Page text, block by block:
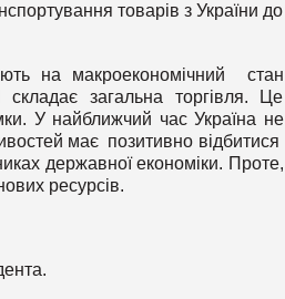
товарів з України до
на макроекономічний стан
загальна торгівля. Це
У найближчий час Україна не
має позитивно відбитися
державної економіки. Проте,
ресурсів.